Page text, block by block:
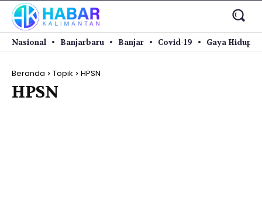
Nasional Banjarbaru Banjar Covid-19 Gaya Hidup
Beranda Topik HPSN
HPSN